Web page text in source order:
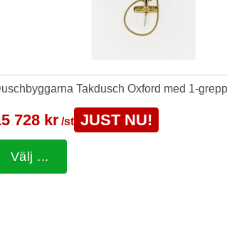
Duschbyggarna Takdusch
728 kr/st JUST NU!
Välj ...